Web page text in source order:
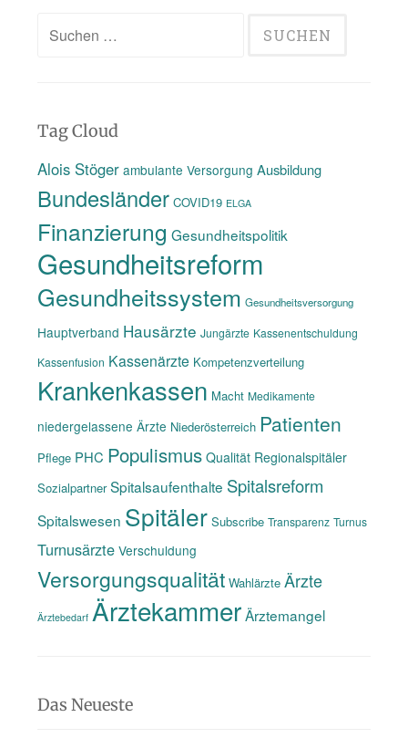
Suchen
Tag Cloud
Alois Stöger ambulante Versorgung Ausbildung
Bundesländer COVID19 ELGA
Finanzierung Gesundheitspolitik
Gesundheitsreform
Gesundheitssystem Gesundheitsversorgung
Hauptverband Hausärzte Jungärzte Kassenentschuldung
Kassenfusion Kassenärzte Kompetenzverteilung
Krankenkassen Macht Medikamente
niedergelassene Ärzte Niederösterreich Patienten
Pflege PHC Populismus Qualität Regionalspitäler
Sozialpartner Spitalsaufenthalte Spitalsreform
Spitalswesen Spitäler Subscribe Transparenz Turnus
Turnusärzte Verschuldung
Versorgungsqualität Wahlärzte Ärzte
Ärztebedarf ÄrztekammerÄrztemangel
Das Neueste